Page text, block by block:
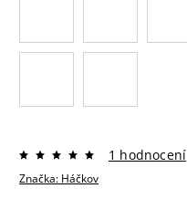
Značka: Háčkov
1 hodnocení